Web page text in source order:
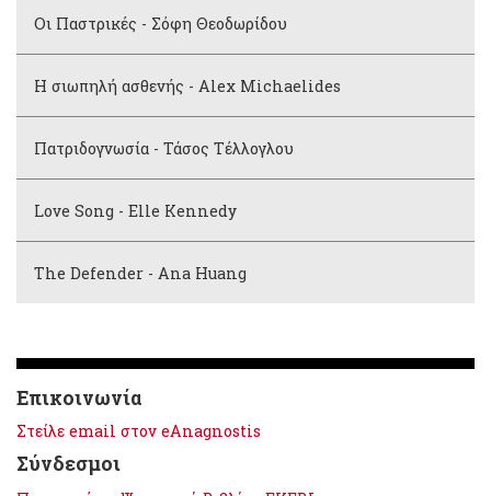
Οι Παστρικές - Σόφη Θεοδωρίδου
Η σιωπηλή ασθενής - Alex Michaelides
Πατριδογνωσία - Τάσος Τέλλογλου
Love Song - Elle Kennedy
The Defender - Ana Huang
Επικοινωνία
Στείλε email στον eAnagnostis
Σύνδεσμοι